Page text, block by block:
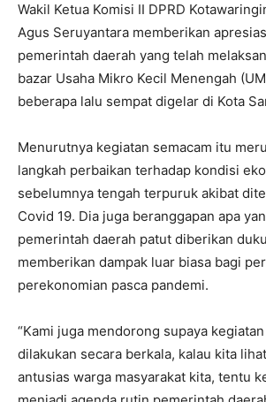
Wakil Ketua Komisi II DPRD
Agus Seruyantara memberikan
pemerintah daerah yang telah
bazar Usaha Mikro Kecil Menengah
beberapa lalu sempat digelar di Kota
Menurutnya kegiatan semacam itu
langkah perbaikan terhadap kondisi
sebelumnya tengah terpuruk akibat
Covid 19. Dia juga beranggapan apa
pemerintah daerah patut diberikan
memberikan dampak luar biasa bagi
perekonomian pasca pandemi.
“Kami juga mendorong supaya
dilakukan secara berkala, kalau kita
antusias warga masyarakat kita, tentu